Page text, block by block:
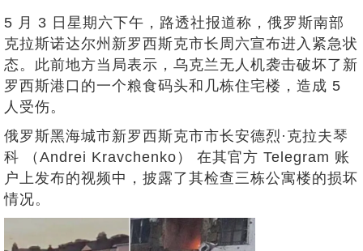
5 月 3 日星期六下午，路透社报道称，俄罗斯南部
克拉斯诺达尔州新罗西斯克市长周六宣布进入紧急状
态。此前地方当局表示，乌克兰无人机袭击破坏了新
罗西斯港口的一个粮食码头和几栋住宅楼，造成 5
人受伤。
俄罗斯黑海城市新罗西斯克市市长安德烈·克拉夫琴
科 （Andrei Kravchenko） 在其官方 Telegram 账
户上发布的视频中，披露了其检查三栋公寓楼的损坏
情况。